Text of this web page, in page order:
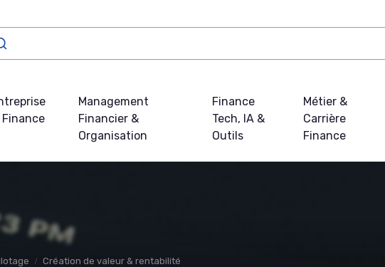
Management
Financier &
Organisation
Finance
Tech, IA &
Outils
Métier &
Carrière
Finance
Création de valeur & rentabilité